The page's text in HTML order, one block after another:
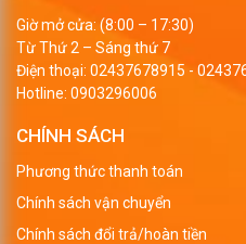
Màu sắc: thường là
trọng như: nâu, đen, đỏ
màu sắc rực rỡ cho
vàng, đỏ, xanh da trời,
Cổng USB: 2.0 hoặc 3.0
Giờ mở cửa: (8:00 – 17:30)
Từ Thứ 2 – Sáng thứ 7
Điện thoại: 02437678915 -
Hotline: 0903296006
CHÍNH SÁCH
Phương thức thanh toán
Chính sách vận chuyển
Chính sách đổi trả/hoàn tiền